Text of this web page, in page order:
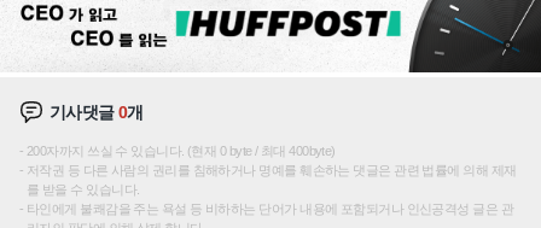
기사댓글0개
200자까지 쓰실 수 있습니다. (현재 0 byte / 최대 400byte)
저작권 등 다른 사람의 권리를 침해하거나 명예를 훼손하는 댓글은 관련 법률에 의해 제재
를 받을 수 있습니다.
타인에게 불쾌감을 주는 욕설 등 비하하는 단어가 내용에 포함되거나 인신공격성 글은 관